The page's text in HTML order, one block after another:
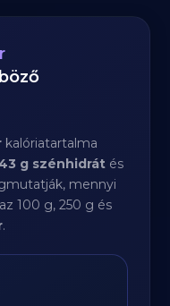
kalóriatartalma
g szénhidrát és
mennyi
100 g, 250 g és
.